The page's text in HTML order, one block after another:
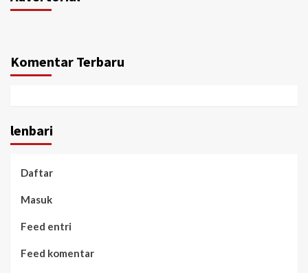
Komentar Terbaru
lenbari
Daftar
Masuk
Feed entri
Feed komentar